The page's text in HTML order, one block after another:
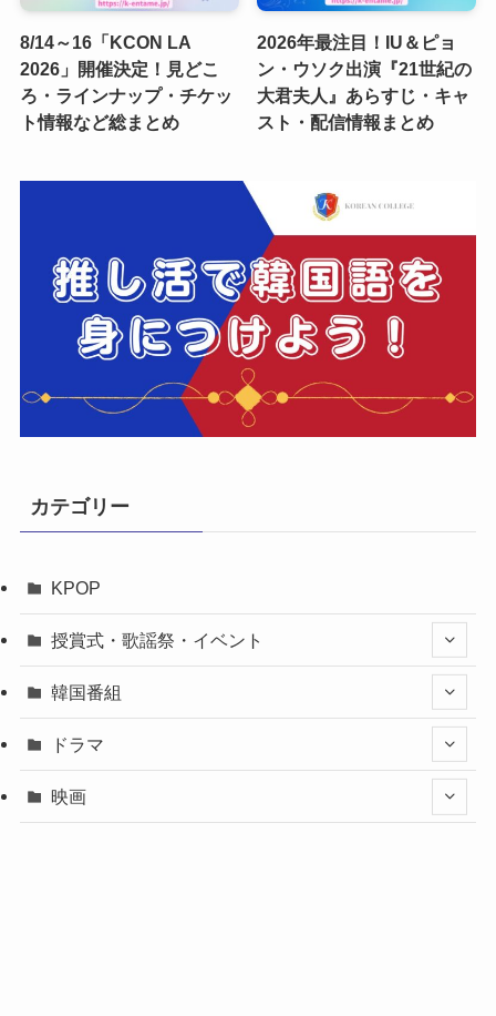
8/14～16「KCON LA
2026」開催決定！見どこ
ろ・ラインナップ・チケッ
ト情報など総まとめ
2026年最注目！IU＆ピョ
ン・ウソク出演『21世紀の
大君夫人』あらすじ・キャ
スト・配信情報まとめ
カテゴリー
KPOP
授賞式・歌謡祭・イベント
韓国番組
ドラマ
映画